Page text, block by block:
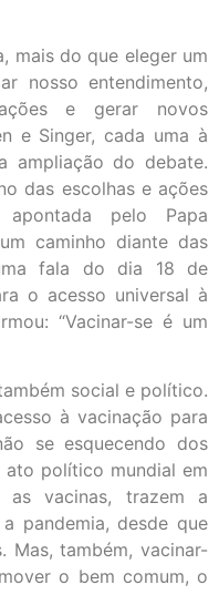
mais do que eleger um
nosso entendimento,
e gerar novos
e Singer, cada uma à
ampliação do debate.
das escolhas e ações
pelo Papa
caminho diante das
fala do dia 18 de
o acesso universal à
“Vacinar-se é um
social e político.
à vacinação para
se esquecendo dos
ato político mundial em
vacinas, trazem a
pandemia, desde que
Mas, também, vacinar-
o bem comum, o